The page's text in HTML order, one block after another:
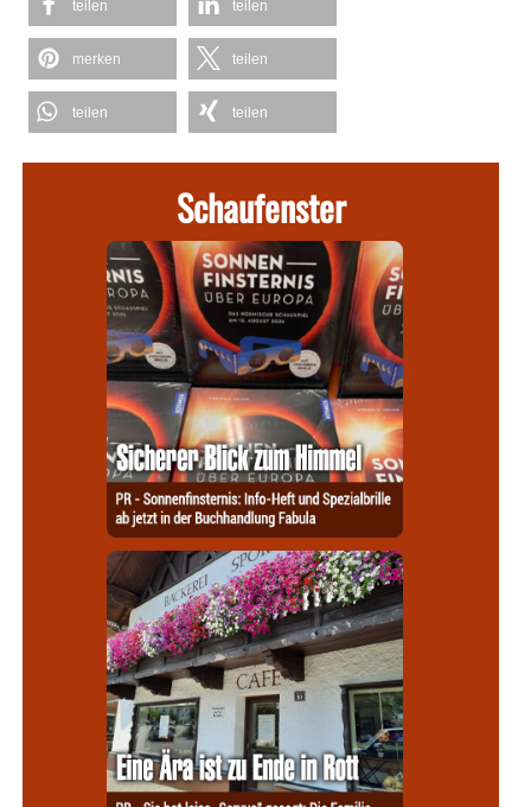
teilen teilen
merken teilen
teilen teilen
Schaufenster